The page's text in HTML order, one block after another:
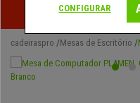
Exclusivos por
cadeiraspro Mesas de Escritório
CONFIGURAR